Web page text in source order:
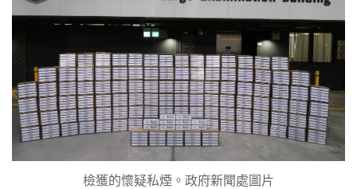
檢獲的懷疑私煙。政府新聞處圖片